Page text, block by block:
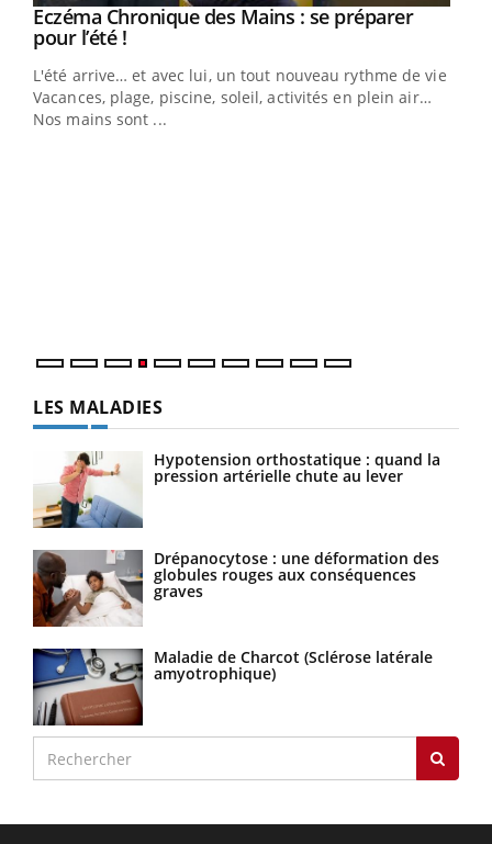
Youtube
Eczéma Chronique des Mains : se préparer
pour l’été !Youtube
L'été arrive… et avec lui, un tout nouveau rythme de vie !
Vacances, plage, piscine, soleil, activités en plein air…
Nos mains sont ...
LES MALADIES
Hypotension orthostatique : quand la
pression artérielle chute au lever
Drépanocytose : une déformation des
globules rouges aux conséquences
graves
Maladie de Charcot (Sclérose latérale
amyotrophique)